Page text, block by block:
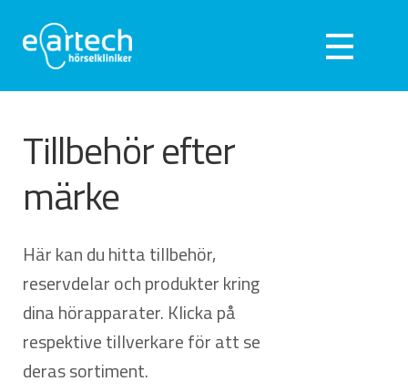
till
navigering
till
innehåll
Meny
Hörseltest
Hörapparater
Hörselskydd
Webshop
Kliniker
Om oss
Tillbehör efter
märke
Här kan du hitta tillbehör,
reservdelar och produkter kring
dina hörapparater. Klicka på
respektive tillverkare för att se
deras sortiment.